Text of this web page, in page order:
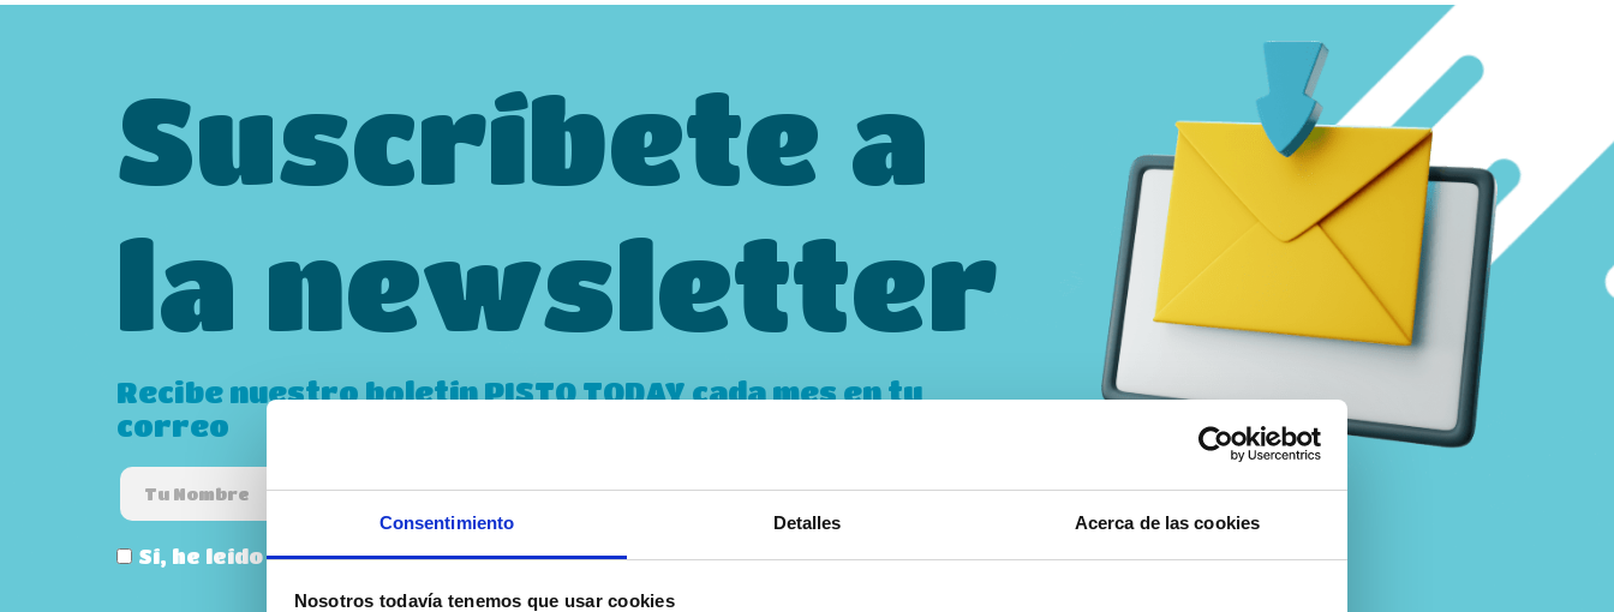
Consentimiento Detalles Acerca de las cookies
Nosotros todavía tenemos que usar cookies
Suscríbete a
la newsletter
Recibe nuestro boletín PISTO TODAY cada mes en tu
correo
Sí, he leído y acepto lapolítica de privacidad